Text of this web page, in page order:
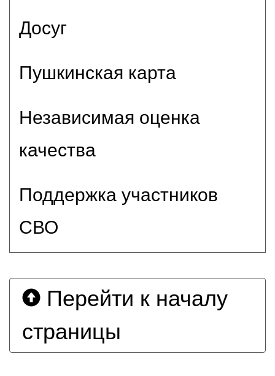
Досуг
Пушкинская карта
Независимая оценка
качества
Поддержка участников
СВО
Перейти к началу
страницы